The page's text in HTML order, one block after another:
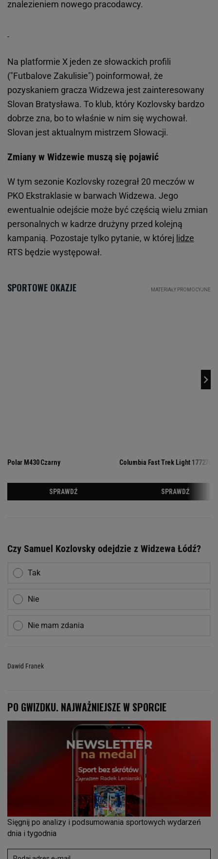
znalezieniem nowego pracodawcy.
Na platformie X jeden ze słowackich profili
("Futbalove Zakulisie") poinformował, że
pozyskaniem gracza Widzewa jest zainteresowany
Slovan Bratysława. To klub, który Kozlovsky bardzo
dobrze zna, bo to właśnie w nim się wychował.
Slovan jest aktualnym mistrzem Słowacji.
Zmiany w Widzewie muszą się pojawić
W tym sezonie Kozlovsky rozegrał 20 meczów w
PKO Ekstraklasie w barwach Widzewa. Jego
ewentualnie odejście może być częścią wielu zmian
personalnych w kadrze drużyny przed kolejną
kampanią. Pozostaje tylko pytanie, w której lidze
RTS będzie występował.
Czy Samuel Kozlovsky odejdzie z Widzewa Łódź?
Tak
Nie
Nie mam zdania
Dawid Franek